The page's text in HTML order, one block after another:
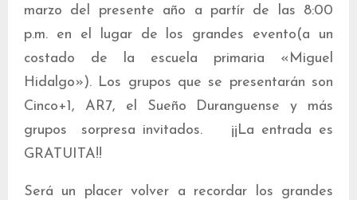
marzo del presente año a partír de las 8:00
p.m. en el lugar de los grandes evento(a un
costado de la escuela primaria «Miguel
Hidalgo»). Los grupos que se presentarán son
Cinco+1, AR7, el Sueño Duranguense y más
grupos sorpresa invitados. ¡¡La entrada es
GRATUITA!!
Será un placer volver a recordar los grandes